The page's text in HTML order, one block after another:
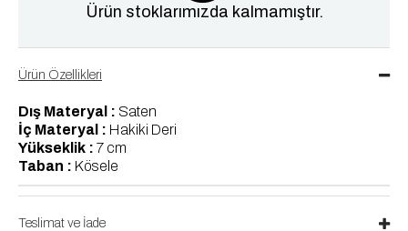
Ürün stoklarımızda kalmamıştır.
Ürün Özellikleri
Dış Materyal : Saten
İç Materyal : Hakiki Deri
Yükseklik : 7 cm
Taban : Kösele
Teslimat ve İade